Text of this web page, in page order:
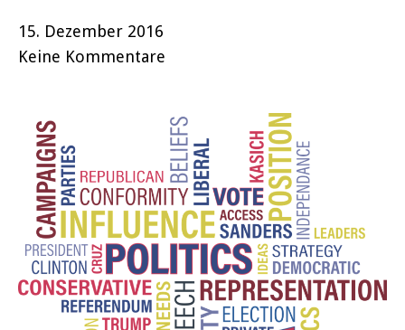
15. Dezember 2016
Keine Kommentare